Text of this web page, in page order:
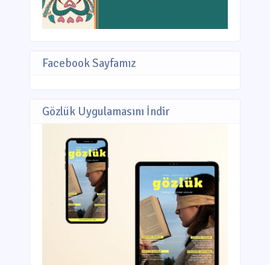
Facebook Sayfamız
Gözlük Uygulamasını İndir